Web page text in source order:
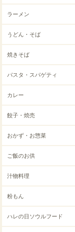
ラーメン
うどん・そば
焼きそば
パスタ・スパゲティ
カレー
餃子・焼売
おかず・お惣菜
ご飯のお供
汁物料理
粉もん
ハレの日ソウルフード